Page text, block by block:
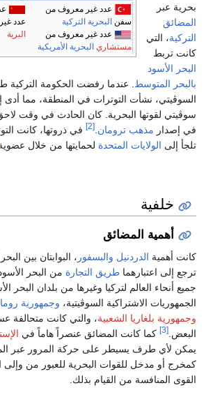
عدد غير معروف من
سفن البحرية التركية
عدد غير معروف من
مستشاري البحرية الأمريكية
عدد
البرية
بحرية عبر
المضائق
التركية، التي
كانت تربط
البحر الأسود
بالبحر المتوسط . عندما رفضت الحكومة التركية
السوڤيتي، نشأت التوترات في المنطقة، مما
سوڤيتي لقوتها البحرية. كان الحادث في وقت
في إصدار مذهب ترومان [2]
في ذروتها، كانت
تلجأ إلى الولايات المتحدة لحمايتها من خلال
خلفية
أهمية المضائق
كانت أهمية الدردنيل والبسفور ، البوابتان بين
ترجع إلى اعتبارهما طريق التجارة من البحر
جميع أنحاء العالم لتركيا وغيرها من بلدان البحر
الجمهوريات الاشتراكية السوڤيتية، وجمهورية
وجمهورية بلغاريا الشعبية، والتي كانت متحالفة
البعض. [3] كما كانت المضائق عنصراً هاماً في
يمكن لأي طرف يسيطر على حركة المرور عبر
كمخرج أو مدخل للقوات البحرية للعبور من وإلى
القوى المنافسة من القيام بذلك.